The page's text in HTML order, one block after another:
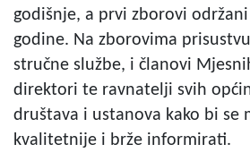
godišnje, a prvi zborovi
godine. Na zborovima
stručne službe, i članovi
direktori te ravnatelji svih
društava i ustanova kako bi se
kvalitetnije i brže informirati.